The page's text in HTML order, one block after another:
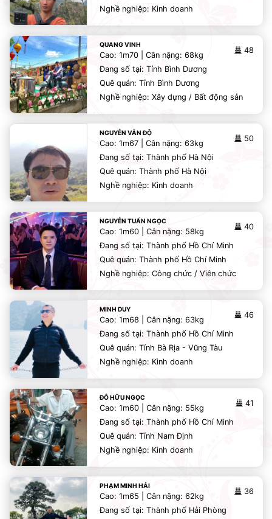
Nghề nghiệp: Kinh doanh
QUANG VINH
48
Cao: 1m70 | Cân nặng: 68kg
Đang số tại: Tỉnh Bình Dương
Quê quán: Tỉnh Bình Dương
Nghề nghiệp: Xây dựng / Bất động sản
NGUYỄN VĂN ĐỘ
50
Cao: 1m67 | Cân nặng: 63kg
Đang số tại: Thành phố Hà Nội
Quê quán: Thành phố Hà Nội
Nghề nghiệp: Kinh doanh
NGUYỄN TUẤN NGỌC
40
Cao: 1m60 | Cân nặng: 58kg
Đang số tại: Thành phố Hồ Chí Minh
Quê quán: Thành phố Hồ Chí Minh
Nghề nghiệp: Công chức / Viên chức
MINH DUY
46
Cao: 1m68 | Cân nặng: 63kg
Đang số tại: Thành phố Hồ Chí Minh
Quê quán: Tỉnh Bà Rịa - Vũng Tàu
Nghề nghiệp: Kinh doanh
ĐỖ HỮU NGỌC
41
Cao: 1m60 | Cân nặng: 55kg
Đang số tại: Thành phố Hồ Chí Minh
Quê quán: Tỉnh Nam Định
Nghề nghiệp: Kinh doanh
PHẠM MINH HẢI
36
Cao: 1m65 | Cân nặng: 62kg
Đang số tại: Thành phố Hải Phòng